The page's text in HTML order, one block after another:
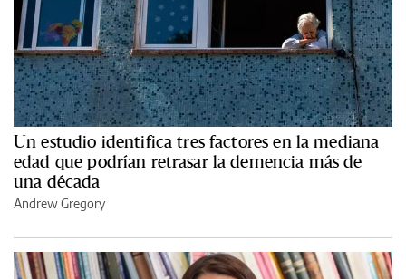
Un estudio identifica tres factores en la mediana
edad que podrían retrasar la demencia más de
una década
Andrew Gregory